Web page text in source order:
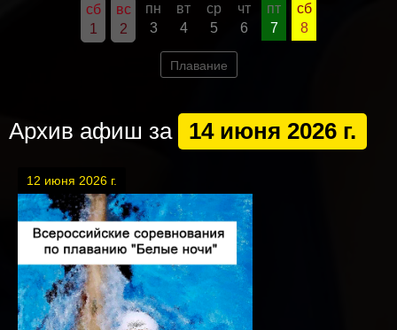
сб
1
вс
2
пн
3
вт
4
ср
5
чт
6
пт
7
сб
8
Плавание
Архив афиш за 14 июня 2026 г.
12 июня 2026 г.